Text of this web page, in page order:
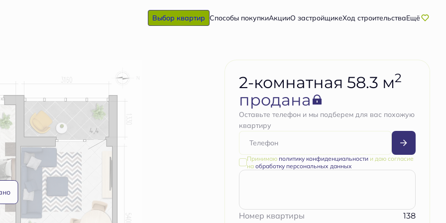
Выбор квартир Способы покупкиАкцииО застройщикеХод строительстваЕщё
2-комнатная 58.3 м2
продана
Оставьте телефон и мы подберем для вас похожую
квартиру
Принимаю политику конфиденциальностии даю согласие
на обработку персональных данных
Номер квартиры 138